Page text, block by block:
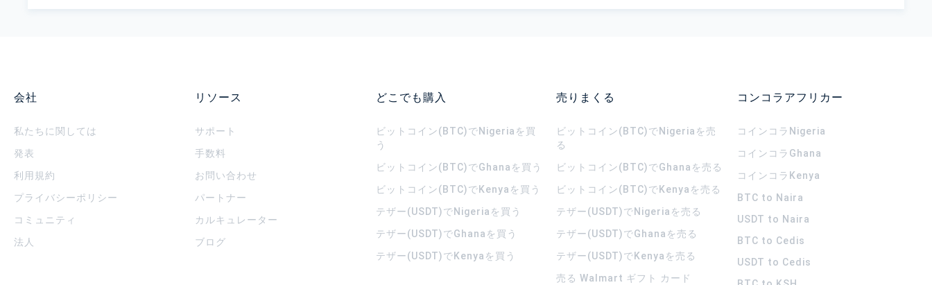
会社
私たちに関しては
発表
利用規約
プライバシーポリシー
コミュニティ
法人
リソース
サポート
手数料
お問い合わせ
パートナー
カルキュレーター
ブログ
どこでも購入
ビットコイン(BTC)でNigeriaを買
う
ビットコイン(BTC)でGhanaを買う
ビットコイン(BTC)でKenyaを買う
テザー(USDT)でNigeriaを買う
テザー(USDT)でGhanaを買う
テザー(USDT)でKenyaを買う
売りまくる
ビットコイン(BTC)でNigeriaを売
る
ビットコイン(BTC)でGhanaを売る
ビットコイン(BTC)でKenyaを売る
テザー(USDT)でNigeriaを売る
テザー(USDT)でGhanaを売る
テザー(USDT)でKenyaを売る
売る Walmart ギフト カード
コンコラアフリカー
コインコラ Nigeria
コインコラ Ghana
コインコラ Kenya
BTC to Naira
USDT to Naira
BTC to Cedis
USDT to Cedis